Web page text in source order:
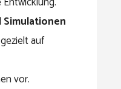
Simulationen
auf
vor.